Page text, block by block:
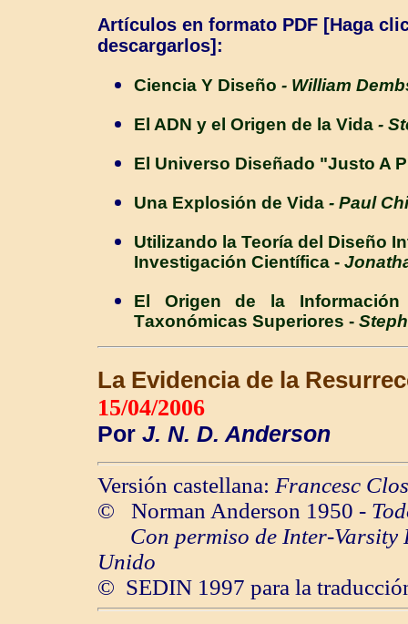
Artículos en formato PDF [Haga
descargarlos]:
Ciencia Y Diseño - William
El ADN y el Origen de la Vida -
El Universo Diseñado "Justo A
Una Explosión de Vida - Paul
Utilizando la Teoría del Diseño
Investigación Científica -
El Origen de la I
Taxonómicas Superiores -
La Evidencia de la
15/04/2006
Por J. N. D. Anderson
Versión castellana: Francesc
© Norman Anderson 1950 -
Con permiso de Inter-Varsity
Unido
© SEDIN 1997 para la